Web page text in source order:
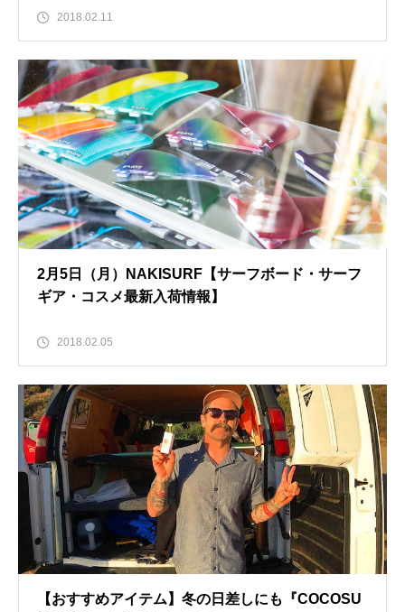
2018.02.11
2月5日（月）NAKISURF【サーフボード・サーフ
ギア・コスメ最新入荷情報】
2018.02.05
【おすすめアイテム】冬の日差しにも『COCOSU